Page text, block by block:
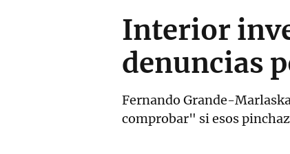
Interior
denuncias
Fernando Grande-
comprobar" si esos